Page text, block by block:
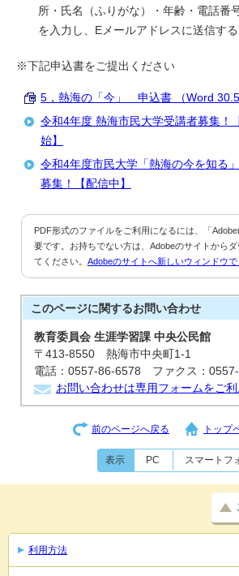
所・氏名（ふりがな）・年齢・電話番
を入力し、Eメールアドレスに送信する
※下記申込書をご提出ください
5，熱海の「今」 申込書 （Word
令和4年度 熱海市民大学受講者募集！
始】
令和4年度市民大学「熱海の今を知る
募集！【配信中】
PDF形式のファイルをご利用になるには、「
要です。お持ちでない方は、Adobeのサイトから
てください。 Adobeのサイトへ新しいウィンドウで
このページに関するお問い合わせ
教育委員会 生涯学習課 中央公民館
〒413-8550 熱海市中央町1-1
電話：0557-86-6578 ファクス：
お問い合わせは専用フォームをご利
前のページへ戻る トップ
表示 PC スマートフ
利用方法